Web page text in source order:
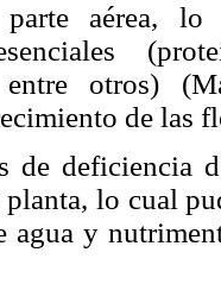
aérea, lo
entre otros)
de las
de deficiencia
planta, lo cual
agua y